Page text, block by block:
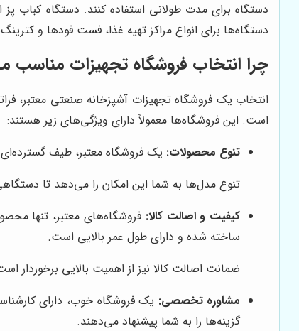
دستگاه برای مدت طولانی استفاده کنند. دستگاه کباب
دستگاه‌ها برای انواع مراکز تهیه غذا، فست فودها و
چرا انتخاب فروشگاه تجهیزات مناسب
انتخاب یک فروشگاه تجهیزات آشپزخانه صنعتی معتبر،
است. این فروشگاه‌ها معمولاً دارای ویژگی‌های زیر هستند:
تنوع محصولات: یک فروشگاه معتبر، طیف گسترده‌ای
تنوع مدل‌ها به شما این امکان را می‌دهد تا
کیفیت و اصالت کالا: فروشگاه‌های معتبر، تنها
ساخته شده و دارای طول عمر بالایی است.
ضمانت اصالت کالا نیز از اهمیت بالایی
مشاوره تخصصی: یک فروشگاه خوب، دارای
گزینه‌ها را به شما پیشنهاد می‌دهند.